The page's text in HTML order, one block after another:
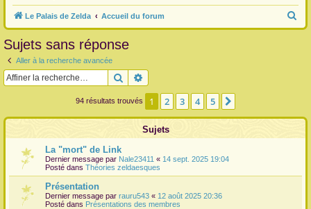
Le Palais de Zelda Accueil du forum
e
c
Sujets sans réponse
Aller à la recherche avancée
Rechercher
94 résultats trouvés 1 2 3 4 5
Sujets
La "mort" de Link
Dernier message par Nale23411 « 14 sept. 2025 19:04
Posté dans Théories zeldaesques
Présentation
Dernier message par rauru543 « 12 août 2025 20:36
Posté dans Présentations des membres